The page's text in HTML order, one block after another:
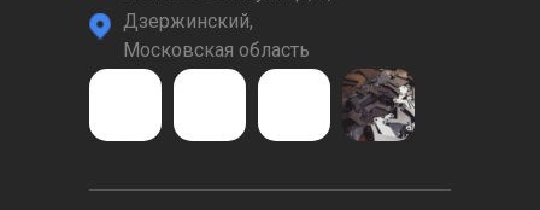
Дзержинский,
Московская область